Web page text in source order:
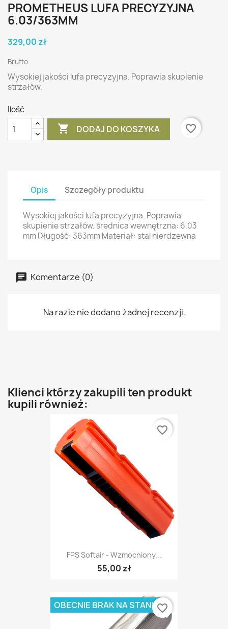
PROMETHEUS LUFA PRECYZYJNA
6.03/363MM
329,00 zł
Brutto
Wysokiej jakości lufa precyzyjna. Poprawia skupienie
strzałów.
Ilość
 DODAJ DO KOSZYKA favorite_border
Opis Szczegóły produktu
Wysokiej jakości lufa precyzyjna. Poprawia
skupienie strzałów. średnica wewnętrzna: 6.03
mm Długość: 363mm Materiał: stal nierdzewna
Komentarze (0)
Na razie nie dodano żadnej recenzji.
Klienci którzy zakupili ten produkt
kupili również:
FPS Softair - Wzmocniony...
55,00 zł
favorite_border
OBECNIE BRAK NA STANIEfavorite_border